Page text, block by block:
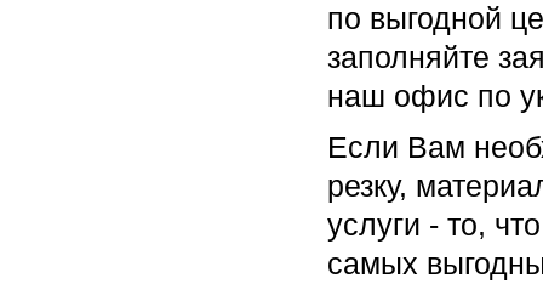
по выгодной
заполняйте
наш офис по
Если Вам
резку,
услуги - то,
самых